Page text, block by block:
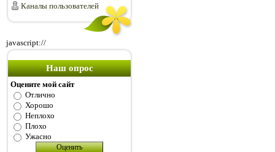
Каналы пользователей
javascript://
Наш опрос
Оцените мой сайт
Отлично
Хорошо
Неплохо
Плохо
Ужасно